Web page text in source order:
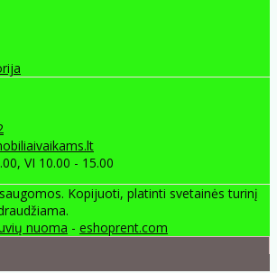
VI 10.00 - 15.00
Kopijuoti, platinti svetainės turinį
nuoma - eshoprent.com